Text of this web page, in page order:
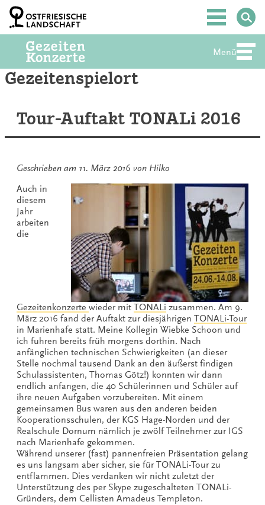
Zum
Inhalt
springen
Hauptmenü
Menü
Gezeitenspielort
Tour-Auftakt TONALi 2016
Geschrieben am 11. März 2016 von Hilko
Auch in
diesem
Jahr
arbeiten
die
Gezeitenkonzerte wieder mit TONALi zusammen. Am 9.
März 2016 fand der Auftakt zur diesjährigen TONALi-Tour
in Marienhafe statt. Meine Kollegin Wiebke Schoon und
ich fuhren bereits früh morgens dorthin. Nach
anfänglichen technischen Schwierigkeiten (an dieser
Stelle nochmal tausend Dank an den äußerst findigen
Schulassistenten, Thomas Götz!) konnten wir dann
endlich anfangen, die 40 Schülerinnen und Schüler auf
ihre neuen Aufgaben vorzubereiten. Mit einem
gemeinsamen Bus waren aus den anderen beiden
Kooperationsschulen, der KGS Hage-Norden und der
Realschule Dornum nämlich je zwölf Teilnehmer zur IGS
nach Marienhafe gekommen.
Während unserer (fast) pannenfreien Präsentation gelang
es uns langsam aber sicher, sie für TONALi-Tour zu
entflammen. Dies verdanken wir nicht zuletzt der
Unterstützung des per Skype zugeschalteten TONALi-
Gründers, dem Cellisten Amadeus Templeton.